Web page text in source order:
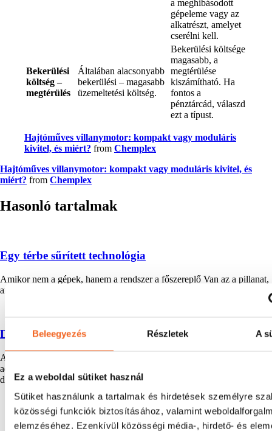
Beleegyezés Részletek A
Ez a weboldal sütiket használ
Sütiket használunk a tartalmak és hirdetések személyre
közösségi funkciók biztosításához, valamint
elemzéséhez. Ezenkívül közösségi média-, hirdető- és
a meghibásodott
gépeleme vagy az
alkatrészt, amelyet
cserélni kell.
Bekerülési
költség –
megtérülés
Általában alacsonyabb
bekerülési – magasabb
üzemeltetési költség.
Bekerülési költsége
magasabb, a
megtérülése
kiszámítható. Ha
fontos a
pénztárcád, válaszd
ezt a típust.
Hajtóműves villanymotor: kompakt vagy moduláris
kivitel, és miért? from Chemplex
Hajtóműves villanymotor: kompakt vagy moduláris kivitel, és
miért? from Chemplex
Hasonló tartalmak
Egy térbe sűrített technológia
Amikor nem a gépek, hanem a rendszer a főszereplő Van az a pillanat,
amikor egy ipari projektben már nem az a kérdés, hogy mit kell
Digitális önkiszolgálás vs. személyes szakértelem?
A modern mérnök gyors információt szeretne – és az ipar gyors választ
ad. De vajon elegendő-e mindez a valóban jó döntéshez? A
digitalizáció nemcsak a